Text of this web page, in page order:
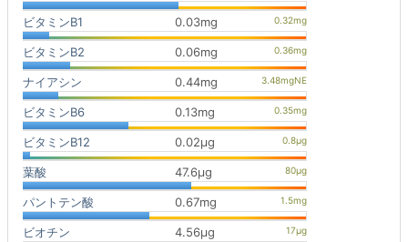
ビタミンB1 0.03mg
ビタミンB2 0.06mg
ナイアシン 0.44mg
ビタミンB6 0.13mg
ビタミンB12 0.02μg
葉酸 47.6μg
パントテン酸 0.67mg
ビオチン 4.56μg